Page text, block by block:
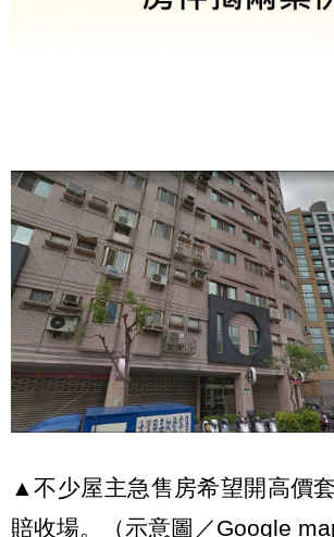
▲不少屋主急售房希望開高價
賠收場。（示意圖／Google